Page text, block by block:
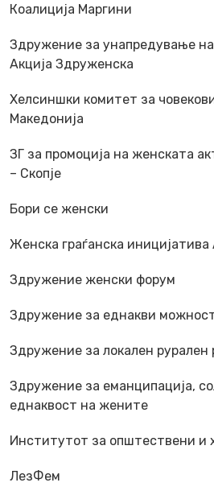
Коалиција Маргини
Здружение за унапредување
Акција Здруженска
Хелсиншки комитет за
Македонија
ЗГ за промоција на женската
– Скопје
Бори се женски
Женска граѓанска
Здружение женски форум
Здружение за еднакви
Здружение за локален рурален
Здружение за еманципација,
еднаквост на жените
Институтот за општествени и
ЛезФем